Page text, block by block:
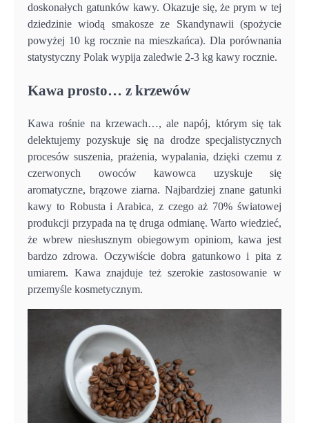
doskonałych gatunków kawy. Okazuje się, że prym w tej
dziedzinie wiodą smakosze ze Skandynawii (spożycie
powyżej 10 kg rocznie na mieszkańca). Dla porównania
statystyczny Polak wypija zaledwie 2-3 kg kawy rocznie.
Kawa prosto… z krzewów
Kawa rośnie na krzewach…, ale napój, którym się tak
delektujemy pozyskuje się na drodze specjalistycznych
procesów suszenia, prażenia, wypalania, dzięki czemu z
czerwonych owoców kawowca uzyskuje się
aromatyczne, brązowe ziarna. Najbardziej znane gatunki
kawy to Robusta i Arabica, z czego aż 70% światowej
produkcji przypada na tę druga odmianę. Warto wiedzieć,
że wbrew niesłusznym obiegowym opiniom, kawa jest
bardzo zdrowa. Oczywiście dobra gatunkowo i pita z
umiarem. Kawa znajduje też szerokie zastosowanie w
przemyśle kosmetycznym.